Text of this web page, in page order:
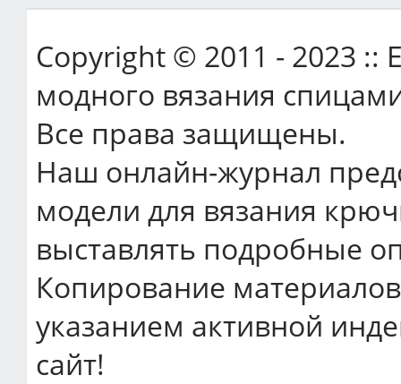
Copyright © 2011 - 2023 ::
модного вязания
Все права защищены.
Наш онлайн-журнал
модели для вязания
выставлять подробные
Копирование
указанием активной
сайт!